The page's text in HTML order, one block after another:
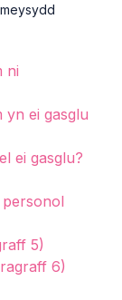
ni
yn ei gasglu
ei gasglu?
5)
6)